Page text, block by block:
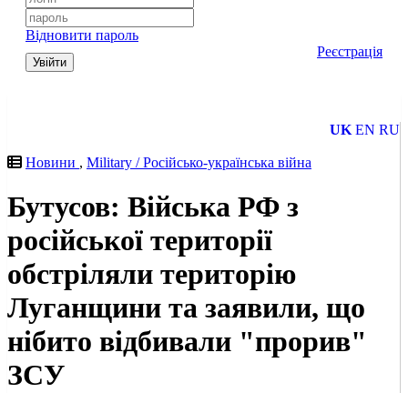
Відновити пароль
Увійти
Реєстрація
UK EN RU
Новини , Military / Російсько-українська війна
Бутусов: Війська РФ з
російської території
обстріляли територію
Луганщини та заявили, що
нібито відбивали "прорив"
ЗСУ